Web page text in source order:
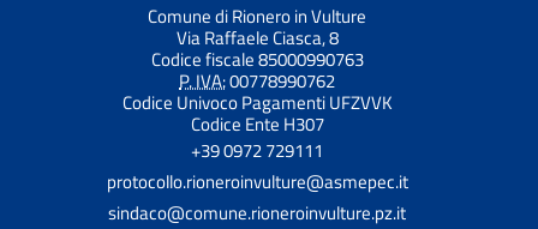
Comune di Rionero in Vulture
Via Raffaele Ciasca, 8
Codice fiscale 85000990763
P. IVA:00778990762
Codice Univoco Pagamenti UFZVVK
Codice Ente H307
+39 0972 729111
protocollo.rioneroinvulture@asmepec.it
sindaco@comune.rioneroinvulture.pz.it